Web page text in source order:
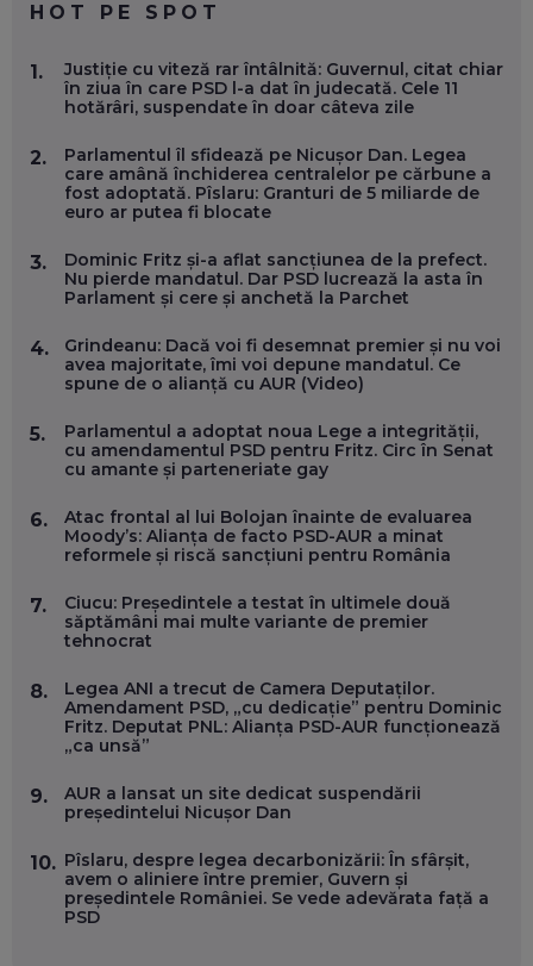
FOLOSEȘTI TEHNOLOGIA CA SĂ FII MAI BUN LA JOB. ȘI CUM
SE VA SCHIMBA MUNCA, ÎN URMĂTORII ANI
EP. 58
MARIUS PAȘCULEA, COFONDATOR AL KULTH: CUM
FOLOSEȘTI TEHNOLOGIA CA SĂ ÎȚI DESCHIZI DRUMUL
CĂTRE ARTĂ, LA NIVEL GLOBAL
ANDREI AVĂDANEI, BIT SENTINEL: CUM ÎȚI PROTEJEZI
CARIERĂ DE „HACKER CU PERMIS”
EP. 56
DOINA VÎLCEANU, CONTENTSPEED: VREI SUCCES ONLINE?
ÎNVAȚĂ AEO ȘI GEO!
EP. 55
OLIVIU MATEI, HOLISUN: SOFTWARE DE LA CLUJ PENTRU
WASHINGTON, OCHELARI INTELIGENȚI ȘI FERME
EP. 54
PROCESE, DAR CE FACEM CÂND PICĂ BAZA DE DATE, LA
INSTITUȚIILE STATULUI?
EP. 53
GLOBALĂ, FĂRĂ SĂ PIERZI LEGĂTURA CU COMUNITATEA
TA LOCALĂ - ȘI CE SĂ DAI ÎNAPOI
ROBERT GRAUR, FOMO: SPEAKERUL PE SCENĂ, INVITATUL
ÎN SALĂ, DAR ÎNVĂȚĂM UNII DE LA CEILALȚI. VIN JASON
HOT PE SPOT
1.
Justiție cu viteză rar întâlnită: Guvernul, citat chiar
în ziua în care PSD l-a dat în judecată. Cele 11
hotărâri, suspendate în doar câteva zile
2.
Parlamentul îl sfidează pe Nicușor Dan. Legea
care amână închiderea centralelor pe cărbune a
fost adoptată. Pîslaru: Granturi de 5 miliarde de
euro ar putea fi blocate
3.
Dominic Fritz și-a aflat sancțiunea de la prefect.
Nu pierde mandatul. Dar PSD lucrează la asta în
Parlament și cere și anchetă la Parchet
4.
Grindeanu: Dacă voi fi desemnat premier și nu voi
avea majoritate, îmi voi depune mandatul. Ce
spune de o alianță cu AUR (Video)
5.
Parlamentul a adoptat noua Lege a integrității,
cu amendamentul PSD pentru Fritz. Circ în Senat
cu amante și parteneriate gay
6.
Atac frontal al lui Bolojan înainte de evaluarea
Moody’s: Alianța de facto PSD-AUR a minat
reformele și riscă sancțiuni pentru România
7.
Ciucu: Președintele a testat în ultimele două
săptămâni mai multe variante de premier
tehnocrat
8.
Legea ANI a trecut de Camera Deputaților.
Amendament PSD, „cu dedicație” pentru Dominic
Fritz. Deputat PNL: Alianța PSD-AUR funcționează
„ca unsă”
9.
AUR a lansat un site dedicat suspendării
președintelui Nicușor Dan
10. Pîslaru, despre legea decarbonizării: În sfârșit,
avem o aliniere între premier, Guvern și
președintele României. Se vede adevărata față a
PSD